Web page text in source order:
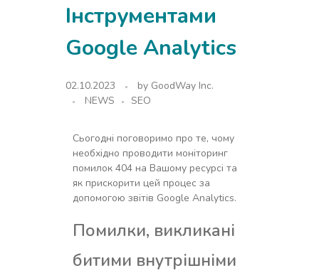
Інструментами
Google Analytics
02.10.2023 by GoodWay Inc.
NEWS
SEO
Сьогодні поговоримо про те, чому
необхідно проводити моніторинг
помилок 404 на Вашому ресурсі та
як прискорити цей процес за
допомогою звітів Google Analytics.
Помилки, викликані
битими внутрішніми